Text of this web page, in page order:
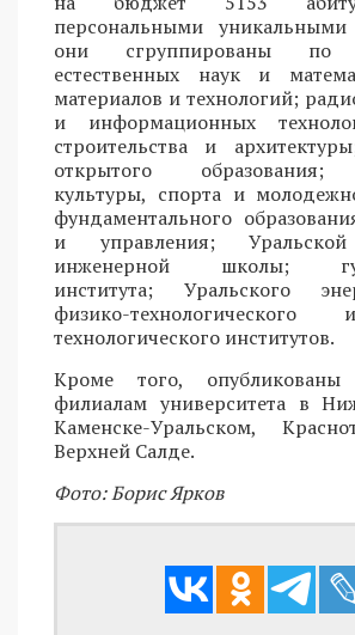
персональными
они сгруппированы по
естественных наук и
материалов и технологий;
и информационных
строительства и
открытого образования;
культуры, спорта и
фундаментального
и управления;
инженерной школы;
института; Уральского
физико-
технологического институтов.
Кроме того,
филиалам университета в
Каменске-Уральском,
Верхней Салде.
Фото: Борис Ярков